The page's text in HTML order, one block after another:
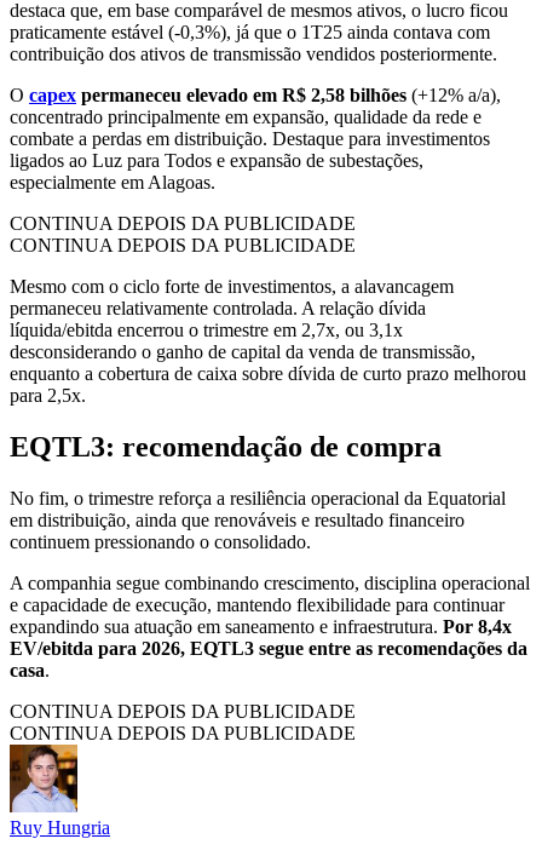
destaca que, em base comparável de mesmos ativos, o lucro ficou
praticamente estável (-0,3%), já que o 1T25 ainda contava com
contribuição dos ativos de transmissão vendidos posteriormente.
O capex permaneceu elevado em R$ 2,58 bilhões (+12% a/a),
concentrado principalmente em expansão, qualidade da rede e
combate a perdas em distribuição. Destaque para investimentos
ligados ao Luz para Todos e expansão de subestações,
especialmente em Alagoas.
CONTINUA DEPOIS DA PUBLICIDADE
CONTINUA DEPOIS DA PUBLICIDADE
Mesmo com o ciclo forte de investimentos, a alavancagem
permaneceu relativamente controlada. A relação dívida
líquida/ebitda encerrou o trimestre em 2,7x, ou 3,1x
desconsiderando o ganho de capital da venda de transmissão,
enquanto a cobertura de caixa sobre dívida de curto prazo melhorou
para 2,5x.
EQTL3: recomendação de compra
No fim, o trimestre reforça a resiliência operacional da Equatorial
em distribuição, ainda que renováveis e resultado financeiro
continuem pressionando o consolidado.
A companhia segue combinando crescimento, disciplina operacional
e capacidade de execução, mantendo flexibilidade para continuar
expandindo sua atuação em saneamento e infraestrutura. Por 8,4x
EV/ebitda para 2026, EQTL3 segue entre as recomendações da
casa.
CONTINUA DEPOIS DA PUBLICIDADE
CONTINUA DEPOIS DA PUBLICIDADE
Ruy Hungria